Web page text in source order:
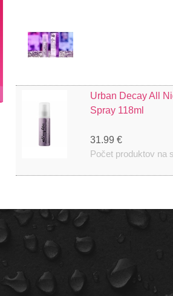
Urban Decay All
Spray 118ml
31.99 €
Počet produktov na